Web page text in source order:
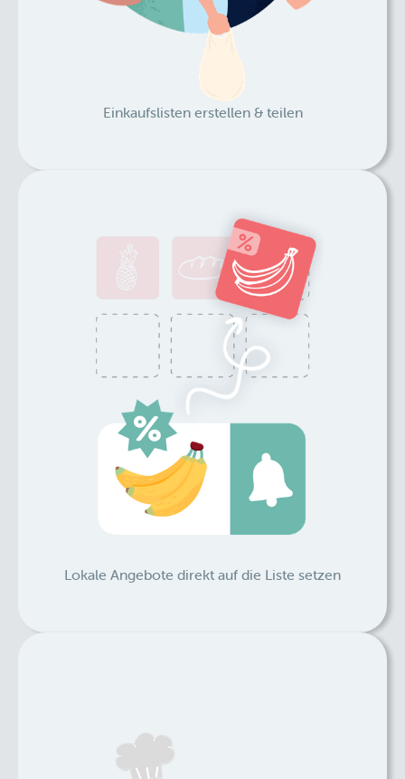
Einkaufslisten erstellen & teilen
Lokale Angebote direkt auf die Liste setzen